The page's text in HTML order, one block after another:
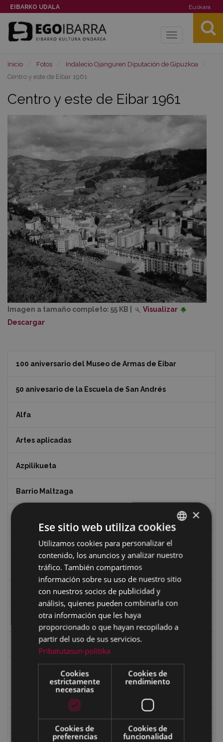
EIBARKO UDALA Euskara
Toggle
Inicio Fotos
Indalecio Ojanguren Diputación de Gipuzkoa
Centro y este de Eibar 1961
Centro y este de Eibar 1961
Imagen a tamaño completo: 55 KB
Visualizar
Descargar
100 aniversario del Museo de Armas de Eibar
50 anivesario de la Escuela de San Andrés
Alfa
Artes aplicadas
Azpilikueta
Barrio Maltzaga
Ciclismo
Ciclismo "A rueda"
Dibujos de Julen Zabaleta
Eibar desde el aire
Eibartarren ahotan
Fondo Bolumburu
Fondo Carlos Narbaiza
BASQUE
SPANISH
×
Ese sitio web utiliza cookies
Utilizamos cookies para personalizar el
contenido, los anuncios y analizar nuestro
tráfico. También compartimos
información sobre su uso de nuestro sitio
con nuestros socios de publicidad y
análisis, quienes pueden combinarla con
otra información que les haya
proporcionado o que hayan recopilado a
partir del uso de sus servicios.
Pribatutasun-politika
Cookies
estrictamente
necesarias
Cookies de
rendimiento
Cookies de
preferencias
Cookies de
funcionalidad